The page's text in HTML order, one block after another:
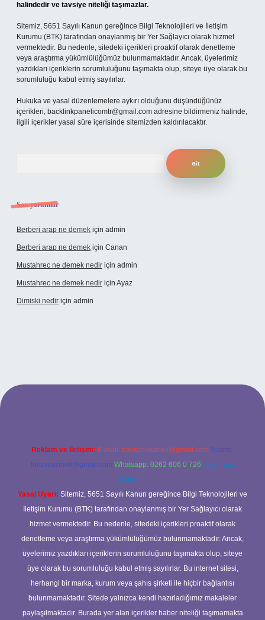
halindedir ve tavsiye niteliği taşımazlar.
Sitemiz, 5651 Sayılı Kanun gereğince Bilgi Teknolojileri ve İletişim
Kurumu (BTK) tarafından onaylanmış bir Yer Sağlayıcı olarak hizmet
vermektedir. Bu nedenle, sitedeki içerikleri proaktif olarak denetleme
veya araştırma yükümlülüğümüz bulunmamaktadır. Ancak, üyelerimiz
yazdıkları içeriklerin sorumluluğunu taşımakta olup, siteye üye olarak bu
sorumluluğu kabul etmiş sayılırlar.
Hukuka ve yasal düzenlemelere aykırı olduğunu düşündüğünüz
içerikleri, backlinkpanelicomtr@gmail.com adresine bildirmeniz halinde,
ilgili içerikler yasal süre içerisinde sitemizden kaldırılacaktır.
Son yorumlar
Berberi arap ne demek için admin
Berberi arap ne demek için Canan
Mustahrec ne demek nedir için admin
Mustahrec ne demek nedir için Ayaz
Dimiski nedir için admin
Reklam ve İletişim: E-mail: backlinkpaneli@gmail.com Teams:
forumhizmeti@gmail.com Whatsapp: 0262 606 0 726 Telegram:
@karabul
Yasal Uyarı: Sitemiz, 5651 Sayılı Kanun gereğince Bilgi Teknolojileri ve
İletişim Kurumu (BTK) tarafından onaylanmış bir Yer Sağlayıcı olarak
hizmet vermektedir. Bu nedenle, sitedeki içerikleri proaktif olarak
denetleme veya araştırma yükümlülüğümüz bulunmamaktadır. Ancak,
üyelerimiz yazdıkları içeriklerin sorumluluğunu taşımakta olup, siteye
üye olarak bu sorumluluğu kabul etmiş sayılırlar. Bu internet sitesi,
herhangi bir marka, kurum veya şahıs şirketi ile hiçbir bağlantısı
bulunmamaktadır. Sitede yalnızca kendi hazırladığımız makaleler
paylaşılmaktadır. Burada yer alan içerikler haber niteliği taşımamakta